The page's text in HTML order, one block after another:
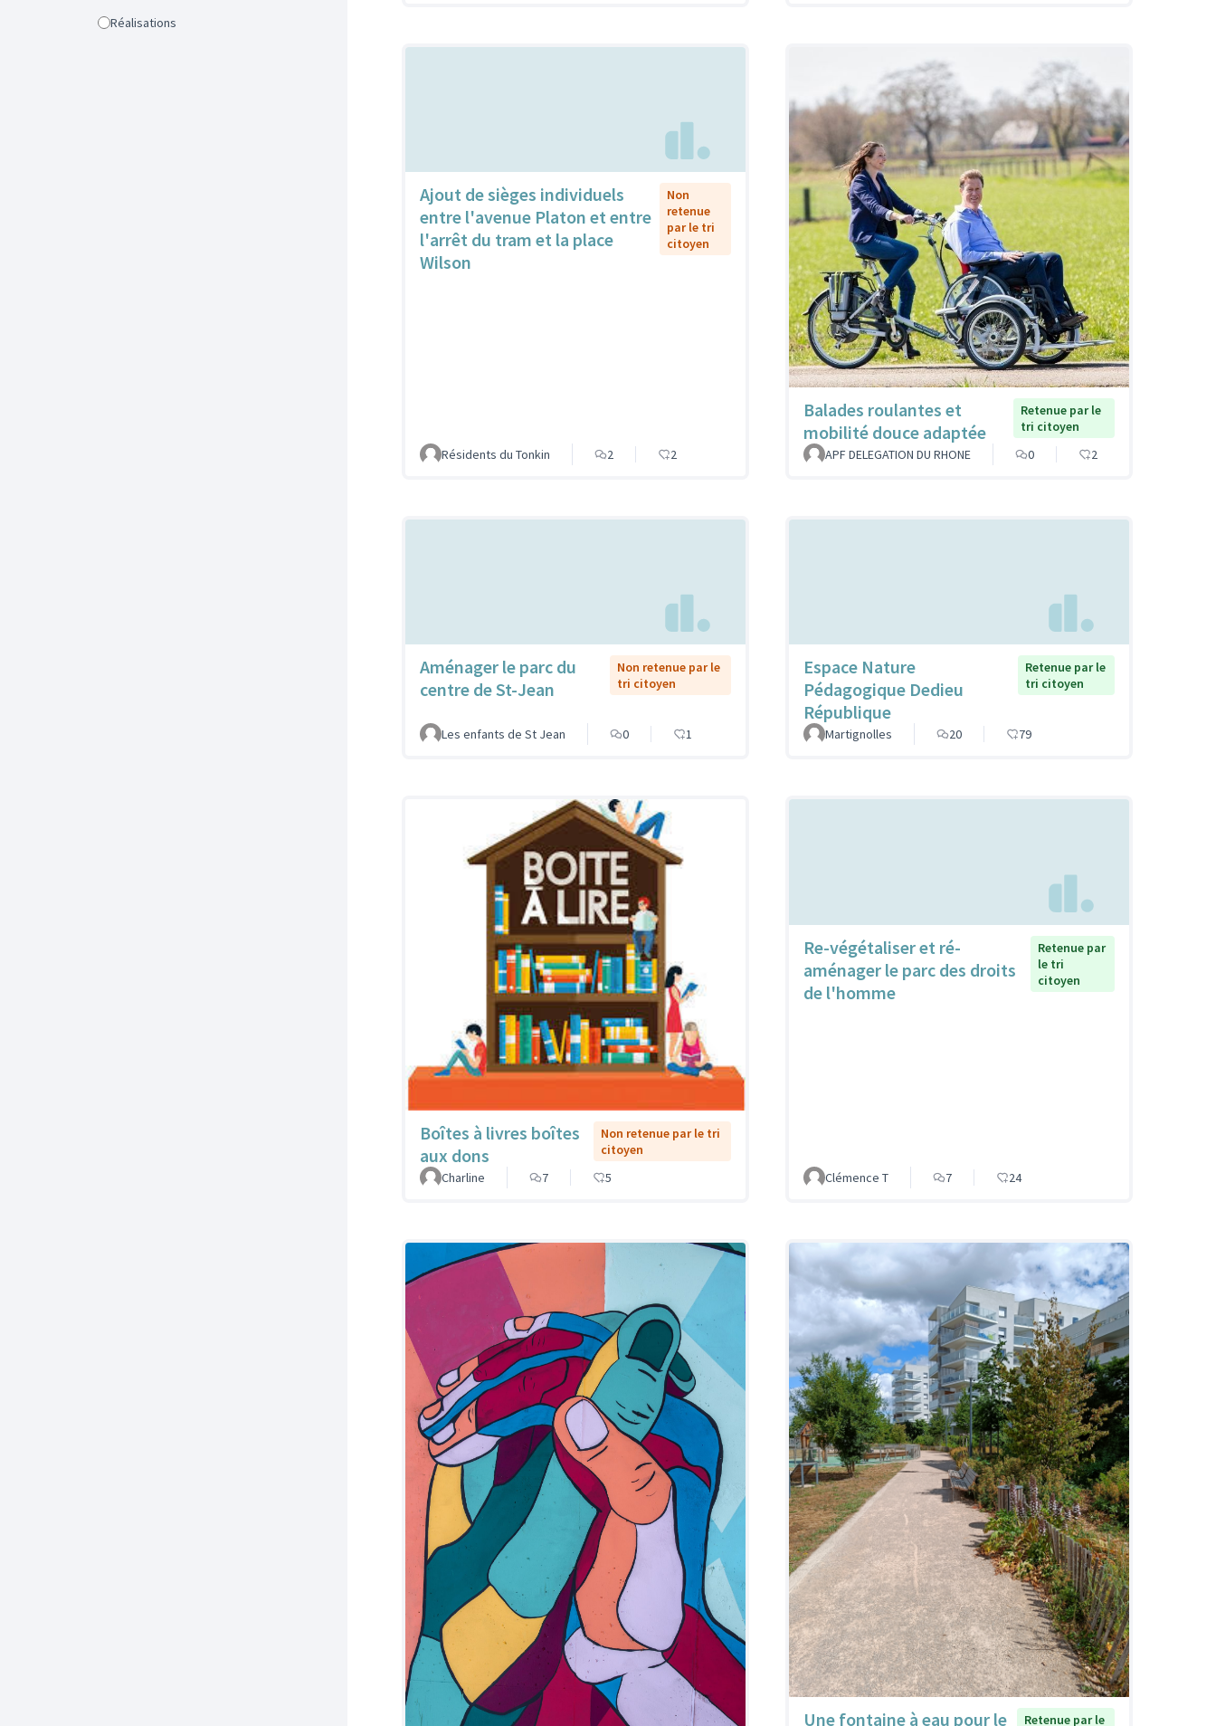
Réalisations
Ajout de sièges individuels
entre l'avenue Platon et entre
l'arrêt du tram et la place
Wilson
Non
retenue
par le tri
citoyen
Résidents du Tonkin 2 2
Balades roulantes et
mobilité douce adaptée
Retenue par le
tri citoyen
APF DELEGATION DU RHONE
0 2
Aménager le parc du
centre de St-Jean
Non retenue par le
tri citoyen
Les enfants de St Jean 0 1
Espace Nature
Pédagogique Dedieu
République
Retenue par le
tri citoyen
Martignolles 20 79
Boîtes à livres boîtes
aux dons
Non retenue par le tri
citoyen
Charline
7 5
Re-végétaliser et ré-
aménager le parc des droits
de l'homme
Retenue par
le tri
citoyen
Clémence T 7 24
Une fontaine à eau pour le Retenue par le